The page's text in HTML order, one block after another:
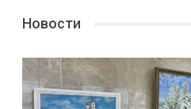
Новости